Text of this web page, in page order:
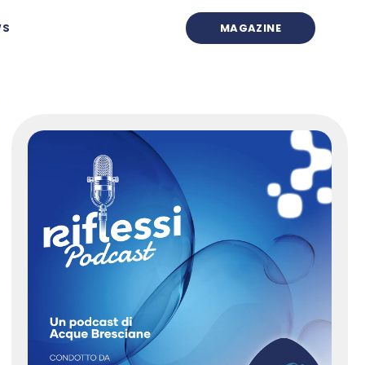
MAGAZINE